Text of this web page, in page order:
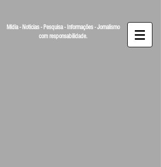
Mídia - Noticias - Pesquisa - Informações - Jornalismo
com responsabilidade.